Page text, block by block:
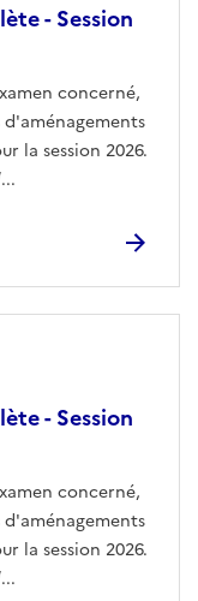
- Session
concerné,
la session 2026.
- Session
concerné,
la session 2026.